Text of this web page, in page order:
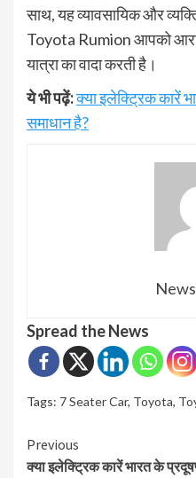
साथ, यह व्यावसायिक और
Toyota Rumion आपको
यात्रा का वादा करती है।
ये भी पढ़ें:क्या इलेक्ट्रिक कारें
समाधान है?
Spread the News
Tags: 7 Seater Car, Toyota,
Continue
Previous
क्या इलेक्ट्रिक कारें भारत के